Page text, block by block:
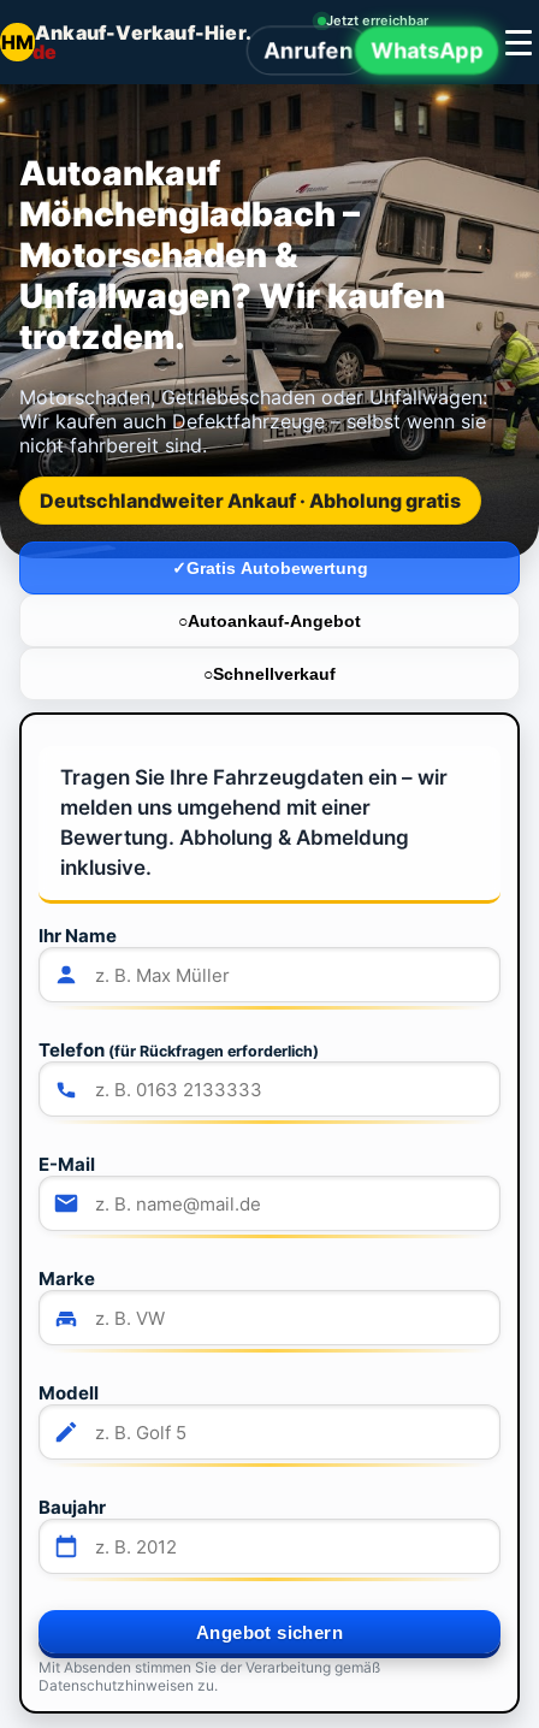
HMAnkauf-Verkauf-Hier.
de
Jetzt erreichbar
Anrufen WhatsApp
Autoankauf
Mönchengladbach –
Motorschaden &
Unfallwagen? Wir kaufen
trotzdem.
Motorschaden, Getriebeschaden oder Unfallwagen:
Wir kaufen auch Defektfahrzeuge – selbst wenn sie
nicht fahrbereit sind.
Deutschlandweiter Ankauf · Abholung gratis
Gratis Autobewertung
Autoankauf-Angebot
Schnellverkauf
Tragen Sie Ihre Fahrzeugdaten ein – wir
melden uns umgehend mit einer
Bewertung. Abholung & Abmeldung
inklusive.
Ihr Name
Telefon (für Rückfragen erforderlich)
E-Mail
Marke
Modell
Baujahr
Angebot sichern
Mit Absenden stimmen Sie der Verarbeitung gemäß
Datenschutzhinweisen zu.